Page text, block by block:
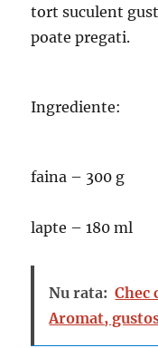
tort suculent
poate pregati.
Ingrediente:
faina – 300 g
lapte – 180 ml
Nu rata: Chec
Aromat,